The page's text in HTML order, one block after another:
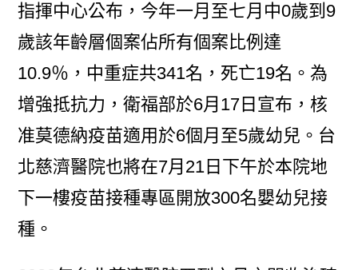
指揮中心公布，今年一月至七月中0歲到9
歲該年齡層個案佔所有個案比例達
10.9％，中重症共341名，死亡19名。為
增強抵抗力，衛福部於6月17日宣布，核
准莫德納疫苗適用於6個月至5歲幼兒。台
北慈濟醫院也將在7月21日下午於本院地
下一樓疫苗接種專區開放300名嬰幼兒接
種。